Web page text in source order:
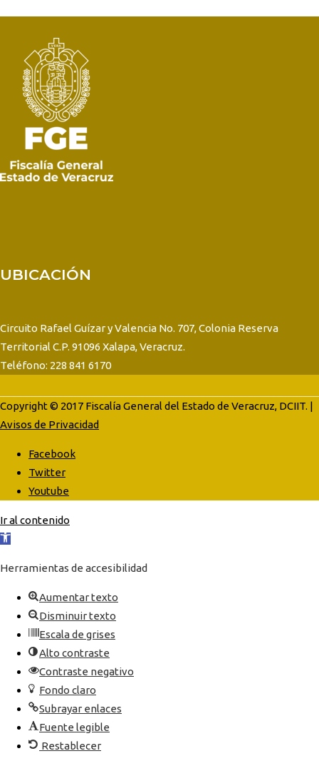
UBICACIÓN
Circuito Rafael Guízar y Valencia No. 707, Colonia Reserva
Territorial C.P. 91096 Xalapa, Veracruz.
Teléfono: 228 841 6170
Copyright © 2017 Fiscalía General del Estado de Veracruz, DCIIT. |
Avisos de Privacidad
Facebook
Twitter
Youtube
Ir al contenido
Abrir
de
herramientas
Herramientas de accesibilidad
Aumentar texto
Disminuir texto
Escala de grises
Alto contraste
Contraste negativo
Fondo claro
Subrayar enlaces
Fuente legible
Restablecer